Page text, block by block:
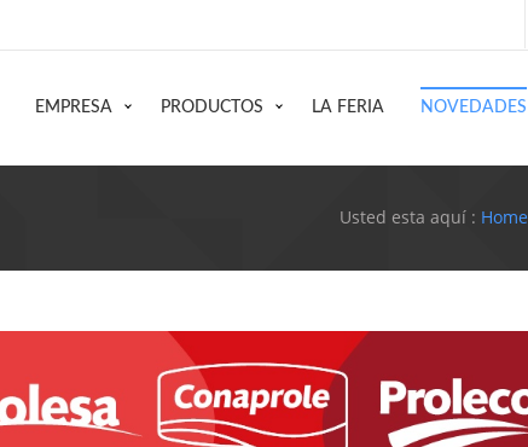
EMPRESA PRODUCTOS LA FERIA NOVEDADES
Usted esta aquí : Home